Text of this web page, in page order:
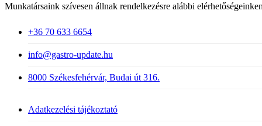
Munkatársaink szívesen állnak rendelkezésre alábbi
+36 70 633 6654
info@gastro-update.hu
8000 Székesfehérvár, Budai út 316.
Adatkezelési tájékoztató